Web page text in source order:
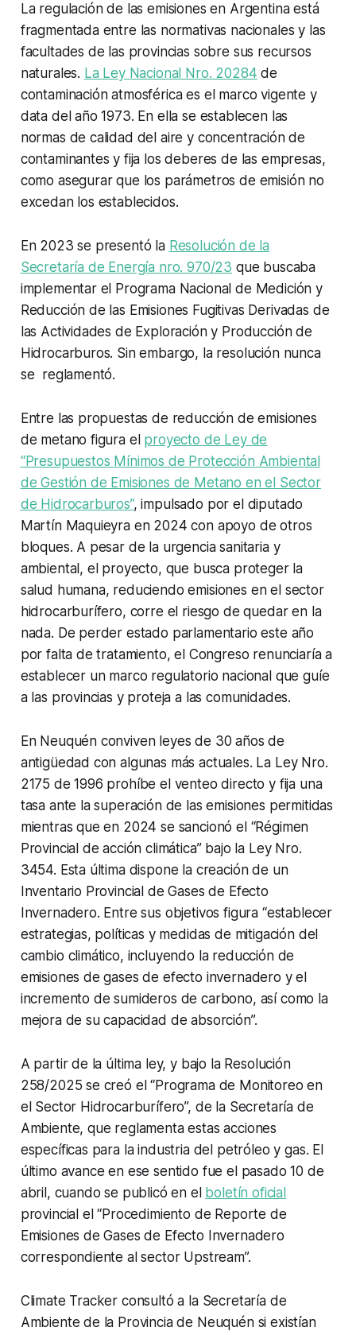
La regulación de las emisiones en Argentina está
fragmentada entre las normativas nacionales y las
facultades de las provincias sobre sus recursos
naturales. La Ley Nacional Nro. 20284 de
contaminación atmosférica es el marco vigente y
data del año 1973. En ella se establecen las
normas de calidad del aire y concentración de
contaminantes y fija los deberes de las empresas,
como asegurar que los parámetros de emisión no
excedan los establecidos.
En 2023 se presentó la Resolución de la
Secretaría de Energía nro. 970/23 que buscaba
implementar el Programa Nacional de Medición y
Reducción de las Emisiones Fugitivas Derivadas de
las Actividades de Exploración y Producción de
Hidrocarburos. Sin embargo, la resolución nunca
se reglamentó.
Entre las propuestas de reducción de emisiones
de metano figura el proyecto de Ley de
“Presupuestos Mínimos de Protección Ambiental
de Gestión de Emisiones de Metano en el Sector
de Hidrocarburos”, impulsado por el diputado
Martín Maquieyra en 2024 con apoyo de otros
bloques. A pesar de la urgencia sanitaria y
ambiental, el proyecto, que busca proteger la
salud humana, reduciendo emisiones en el sector
hidrocarburífero, corre el riesgo de quedar en la
nada. De perder estado parlamentario este año
por falta de tratamiento, el Congreso renunciaría a
establecer un marco regulatorio nacional que guíe
a las provincias y proteja a las comunidades.
En Neuquén conviven leyes de 30 años de
antigüedad con algunas más actuales. La Ley Nro.
2175 de 1996 prohíbe el venteo directo y fija una
tasa ante la superación de las emisiones permitidas
mientras que en 2024 se sancionó el “Régimen
Provincial de acción climática” bajo la Ley Nro.
3454. Esta última dispone la creación de un
Inventario Provincial de Gases de Efecto
Invernadero. Entre sus objetivos figura “establecer
estrategias, políticas y medidas de mitigación del
cambio climático, incluyendo la reducción de
emisiones de gases de efecto invernadero y el
incremento de sumideros de carbono, así como la
mejora de su capacidad de absorción”.
A partir de la última ley, y bajo la Resolución
258/2025 se creó el “Programa de Monitoreo en
el Sector Hidrocarburífero”, de la Secretaría de
Ambiente, que reglamenta estas acciones
específicas para la industria del petróleo y gas. El
último avance en ese sentido fue el pasado 10 de
abril, cuando se publicó en el boletín oficial
provincial el “Procedimiento de Reporte de
Emisiones de Gases de Efecto Invernadero
correspondiente al sector Upstream”.
Climate Tracker consultó a la Secretaría de
Ambiente de la Provincia de Neuquén si existían